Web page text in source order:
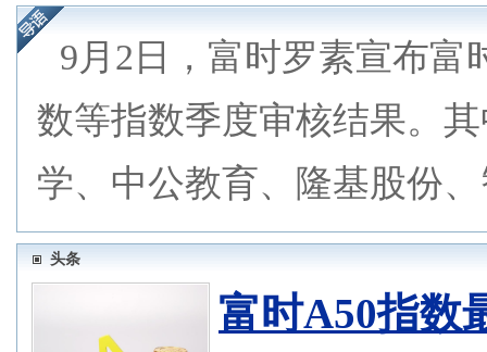
9月2日，富时罗素宣布富
数等指数季度审核结果。
学、中公教育、隆基股份
头条
富时A50指数